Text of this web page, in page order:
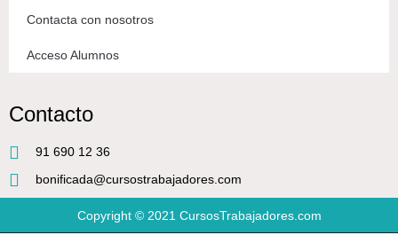
Contacta con nosotros
Acceso Alumnos
Contacto
91 690 12 36
bonificada@cursostrabajadores.com
Copyright © 2021 CursosTrabajadores.com